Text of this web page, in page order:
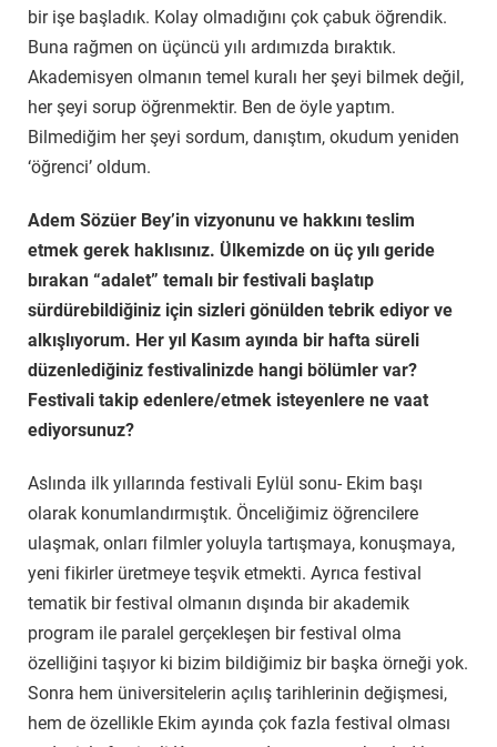
bir işe başladık. Kolay olmadığını çok çabuk öğrendik.
Buna rağmen on üçüncü yılı ardımızda bıraktık.
Akademisyen olmanın temel kuralı her şeyi bilmek değil,
her şeyi sorup öğrenmektir. Ben de öyle yaptım.
Bilmediğim her şeyi sordum, danıştım, okudum yeniden
‘öğrenci’ oldum.
Adem Sözüer Bey’in vizyonunu ve hakkını teslim
etmek gerek haklısınız. Ülkemizde on üç yılı geride
bırakan “adalet” temalı bir festivali başlatıp
sürdürebildiğiniz için sizleri gönülden tebrik ediyor ve
alkışlıyorum. Her yıl Kasım ayında bir hafta süreli
düzenlediğiniz festivalinizde hangi bölümler var?
Festivali takip edenlere/etmek isteyenlere ne vaat
ediyorsunuz?
Aslında ilk yıllarında festivali Eylül sonu- Ekim başı
olarak konumlandırmıştık. Önceliğimiz öğrencilere
ulaşmak, onları filmler yoluyla tartışmaya, konuşmaya,
yeni fikirler üretmeye teşvik etmekti. Ayrıca festival
tematik bir festival olmanın dışında bir akademik
program ile paralel gerçekleşen bir festival olma
özelliğini taşıyor ki bizim bildiğimiz bir başka örneği yok.
Sonra hem üniversitelerin açılış tarihlerinin değişmesi,
hem de özellikle Ekim ayında çok fazla festival olması